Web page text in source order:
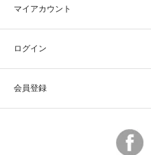
マイアカウント
ログイン
会員登録